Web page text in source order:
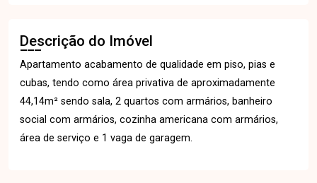
Descrição do Imóvel
Apartamento acabamento de qualidade em piso, pias e
cubas, tendo como área privativa de aproximadamente
44,14m² sendo sala, 2 quartos com armários, banheiro
social com armários, cozinha americana com armários,
área de serviço e 1 vaga de garagem.